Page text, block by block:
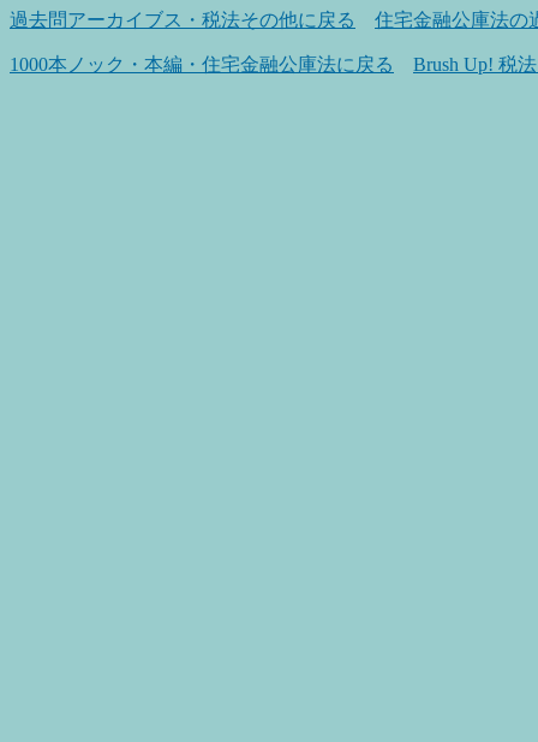
過去問アーカイブス・税法その他に戻る 住宅金融公庫法の
1000本ノック・本編・住宅金融公庫法に戻る Brush Up! 税